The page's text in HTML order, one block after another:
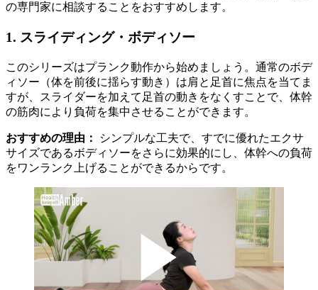
の専門家に相談することをおすすめします。
1. スライディング・ボディソー
このシリーズはプランク動作から始めましょう。通常のボデ
ィソー（体を前後に揺らす動き）は肩と足首に焦点を当てま
すが、スライダーを加えて足首の動きをなくすことで、体幹
の筋肉により負荷を集中させることができます。
おすすめの理由：
シンプルな工夫で、すでに優れたエクサ
サイズであるボディソーをさらに効果的にし、体幹への負荷
をワンランク上げることができるからです。